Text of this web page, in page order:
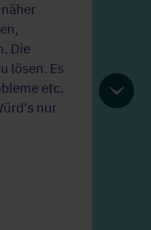
Die
lösen. Es
etc.
nur